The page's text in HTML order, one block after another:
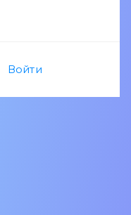
Войти